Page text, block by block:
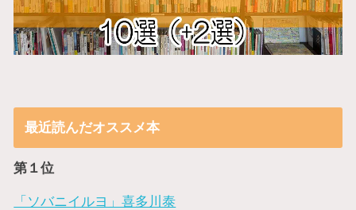
最近読んだオススメ本
第１位
「ソバニイルヨ」喜多川泰